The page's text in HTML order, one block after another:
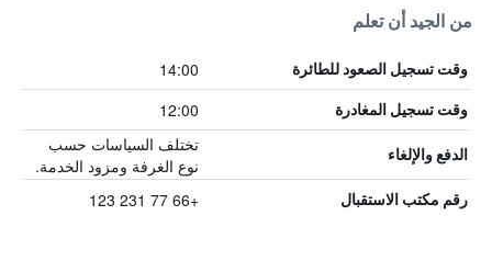
من الجيد أن تعلم
وقت تسجيل الصعود للطائرة 14:00
وقت تسجيل المغادرة 12:00
الدفع والإلغاء
تختلف السياسات حسب
نوع الغرفة ومزود الخدمة.
رقم مكتب الاستقبال +66 77 231 123